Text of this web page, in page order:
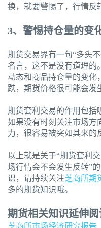
换，就要警惕了，行情反
3、警惕持仓量的变
期货交易界有一句“多头
名言，这不是没有道理的
动态和商品持仓量的变化
跌，期货价格很可能会发
期货套利交易的作用包括
如果没有时刻关注市场方
力，很容易被突如其来的
以上就是关于“期货套利
场行情会不会发生反转”
识，请持续关注芝商所期
多的期货知识哦。
期货相关知识延伸阅